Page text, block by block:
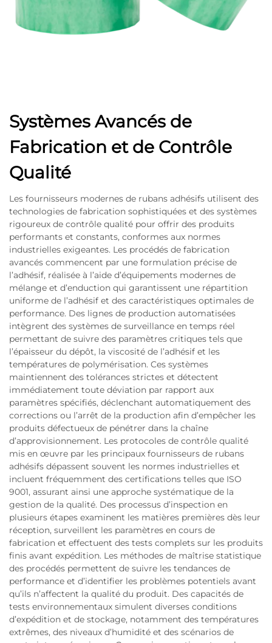
Systèmes Avancés de
Fabrication et de Contrôle
Qualité
Les fournisseurs modernes de rubans adhésifs utilisent des
technologies de fabrication sophistiquées et des systèmes
rigoureux de contrôle qualité pour offrir des produits
performants et constants, conformes aux normes
industrielles exigeantes. Les procédés de fabrication
avancés commencent par une formulation précise de
l’adhésif, réalisée à l’aide d’équipements modernes de
mélange et d’enduction qui garantissent une répartition
uniforme de l’adhésif et des caractéristiques optimales de
performance. Des lignes de production automatisées
intègrent des systèmes de surveillance en temps réel
permettant de suivre des paramètres critiques tels que
l’épaisseur du dépôt, la viscosité de l’adhésif et les
températures de polymérisation. Ces systèmes
maintiennent des tolérances strictes et détectent
immédiatement toute déviation par rapport aux
paramètres spécifiés, déclenchant automatiquement des
corrections ou l’arrêt de la production afin d’empêcher les
produits défectueux de pénétrer dans la chaîne
d’approvisionnement. Les protocoles de contrôle qualité
mis en œuvre par les principaux fournisseurs de rubans
adhésifs dépassent souvent les normes industrielles et
incluent fréquemment des certifications telles que ISO
9001, assurant ainsi une approche systématique de la
gestion de la qualité. Des processus d’inspection en
plusieurs étapes examinent les matières premières dès leur
réception, surveillent les paramètres en cours de
fabrication et effectuent des tests complets sur les produits
finis avant expédition. Les méthodes de maîtrise statistique
des procédés permettent de suivre les tendances de
performance et d’identifier les problèmes potentiels avant
qu’ils n’affectent la qualité du produit. Des capacités de
tests environnementaux simulent diverses conditions
d’expédition et de stockage, notamment des températures
extrêmes, des niveaux d’humidité et des scénarios de